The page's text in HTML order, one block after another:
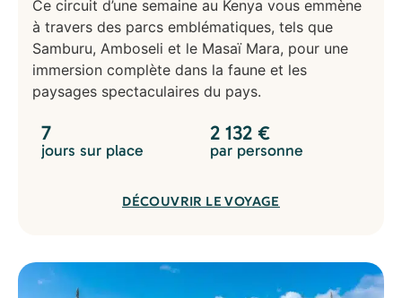
Ce circuit d’une semaine au Kenya vous emmène
à travers des parcs emblématiques, tels que
Samburu, Amboseli et le Masaï Mara, pour une
immersion complète dans la faune et les
paysages spectaculaires du pays.
7
jours sur place
2 132 €
par personne
DÉCOUVRIR LE VOYAGE